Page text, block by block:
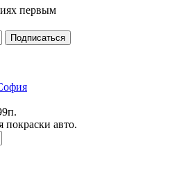
первым
покраски авто.